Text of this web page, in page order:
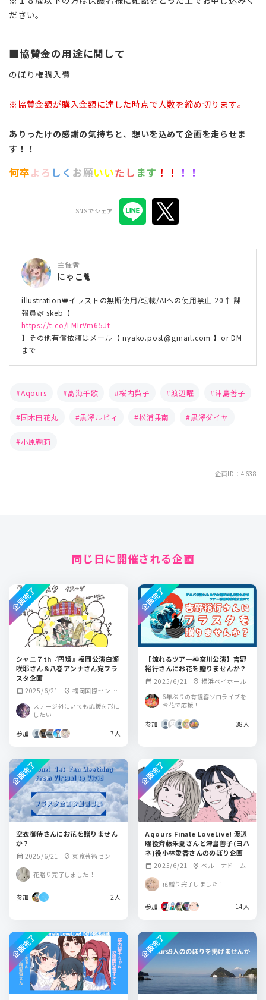
ださい。
■協賛金の用途に関して
のぼり権購入費
※協賛金額が購入金額に達した時点で人数を締め切ります。
ありったけの感謝の気持ちと、想いを込めて企画を走らせま
す！！
何卒よろ しく お願いいたし ます ！！ ！！
SNSでシェア
主催者
にゃこ🐈
illustration👑イラストの無断使用/転載/AIへの使用禁止 20↑ 諜
報員🌿 skeb【
https://t.co/LMIrVm65Jt
】その他有償依頼はメール【 nyako.post@gmail.com 】or DM
まで
Aqours 高海千歌 桜内梨子 渡辺曜 津島善子
国木田花丸 黒澤ルビィ 松浦果南 黒澤ダイヤ
小原鞠莉
企画ID：4638
同じ日に開催される企画
シャニ７th『円環』福岡公演白瀬
咲耶さん＆八巻アンナさん宛フラ
スタ企画
calendar_month 2025/6/21 location_on 福岡国際センタ
ステージ外にいても応援を形に
したい
参加 7人
企画完了
【流れるツアー神奈川公演】吉野
裕行さんにお花を贈りませんか？
calendar_month 2025/6/21 location_on 横浜ベイホール
6年ぶりの有観客ソロライブを
お花で応援！
参加 38人
企画完了
空衣御侍さんにお花を贈りません
か？
calendar_month 2025/6/21 location_on 東京芸術センタ
花贈り完了しました！
参加 2人
企画完了
Aqours Finale LoveLive! 渡辺
曜役斉藤朱夏さんと津島善子(ヨハ
ネ)役小林愛香さんののぼり企画
calendar_month 2025/6/21 location_on ベルーナドーム
花贈り完了しました！
参加 14人
企画完了
企画完了 企画完了